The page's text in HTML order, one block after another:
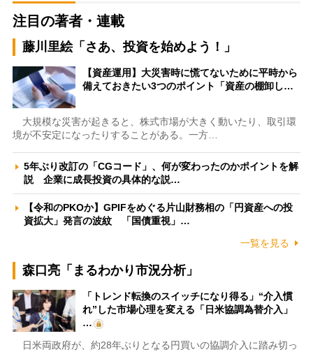
注目の著者・連載
藤川里絵「さあ、投資を始めよう！」
【資産運用】大災害時に慌てないために平時から
備えておきたい3つのポイント「資産の棚卸し…
大規模な災害が起きると、株式市場が大きく動いたり、取引環
境が不安定になったりすることがある。一方…
5年ぶり改訂の「CGコード」、何が変わったのかポイントを解
説 企業に成長投資の具体的な説…
【令和のPKOか】GPIFをめぐる片山財務相の「円資産への投
資拡大」発言の波紋 「国債重視」…
一覧を見る
森口亮「まるわかり市況分析」
「トレンド転換のスイッチになり得る」“介入慣
れ”した市場心理を変える「日米協調為替介入」
…
日米両政府が、約28年ぶりとなる円買いの協調介入に踏み切っ